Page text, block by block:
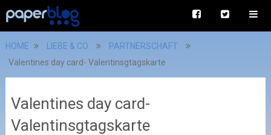
HOME LIEBE & CO
PARTNERSCHAFT
Valentines day card- Valentinsgtagskarte
Valentines day card-
Valentinsgtagskarte